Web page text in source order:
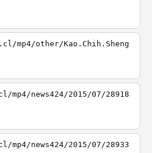
mp4/other/Kao.Chih.Sheng
news424/2015/07/28918
news424/2015/07/28933